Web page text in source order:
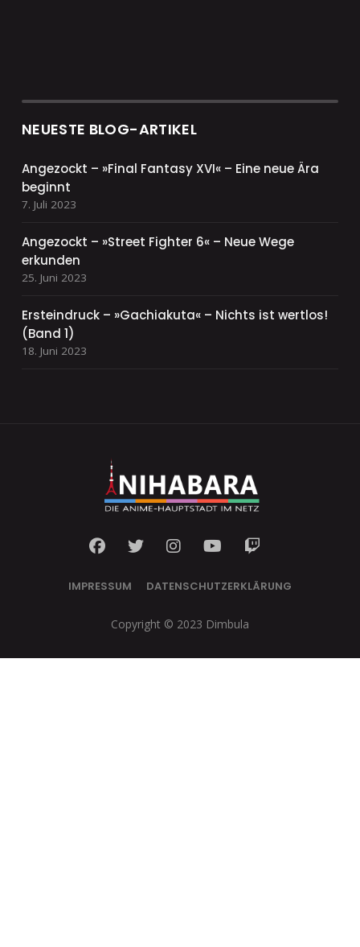
NEUESTE BLOG-ARTIKEL
Angezockt – »Final Fantasy XVI« – Eine neue Ära
beginnt
7. Juli 2023
Angezockt – »Street Fighter 6« – Neue Wege
erkunden
25. Juni 2023
Ersteindruck – »Gachiakuta« – Nichts ist wertlos!
(Band 1)
18. Juni 2023
IMPRESSUM DATENSCHUTZERKLÄRUNG
Copyright © 2023 Dimbula